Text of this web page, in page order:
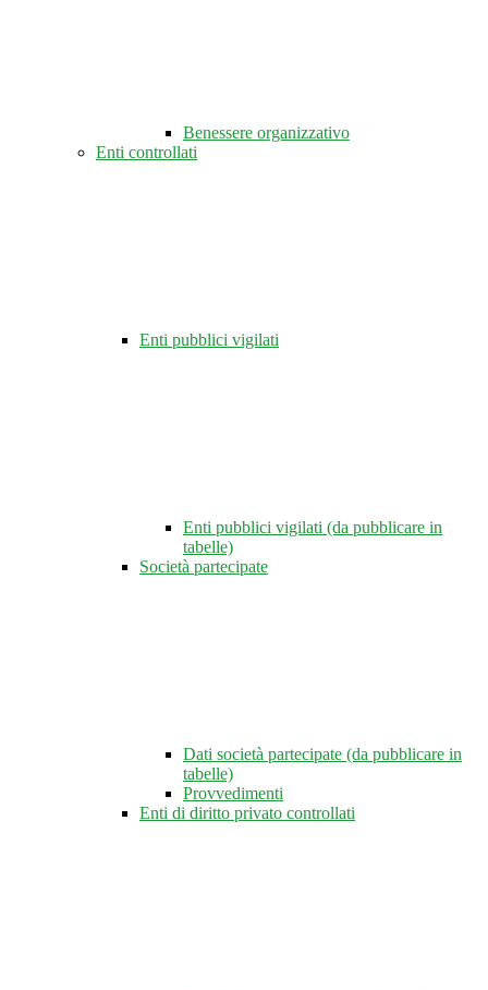
Benessere organizzativo
Enti controllati
Enti pubblici vigilati
Enti pubblici vigilati (da pubblicare in
tabelle)
Società partecipate
Dati società partecipate (da pubblicare in
tabelle)
Provvedimenti
Enti di diritto privato controllati